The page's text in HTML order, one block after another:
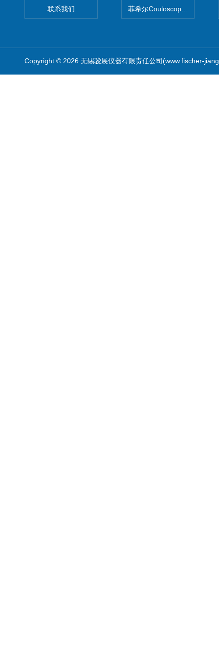
联系我们 菲希尔Couloscope CMS2电
Copyright © 2026 无锡骏展仪器有限责任公司(www.fischer-